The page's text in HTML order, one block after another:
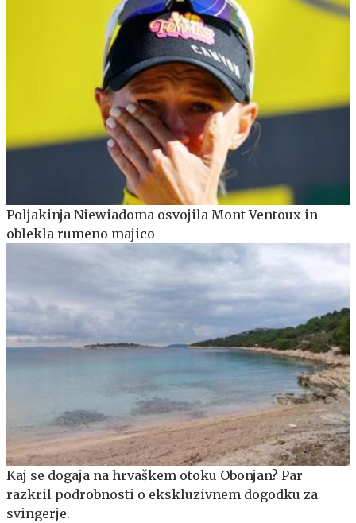
Poljakinja Niewiadoma osvojila Mont Ventoux in
oblekla rumeno majico
Kaj se dogaja na hrvaškem otoku Obonjan? Par
razkril podrobnosti o ekskluzivnem dogodku za
svingerje.